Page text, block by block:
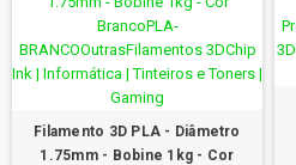
Filamento 3D PLA - Diâmetro
1.75mm - Bobine 1kg - Cor